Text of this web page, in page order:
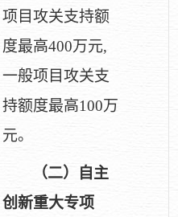
项目攻关支持额
度最高400万元,
一般项目攻关支
持额度最高100万
元。
（二）自主
创新重大专项